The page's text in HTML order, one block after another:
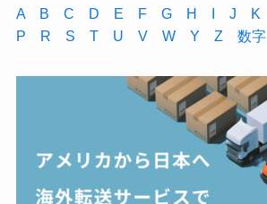
A B C D E F G H I J K
P
R S T U V W Y Z 数字